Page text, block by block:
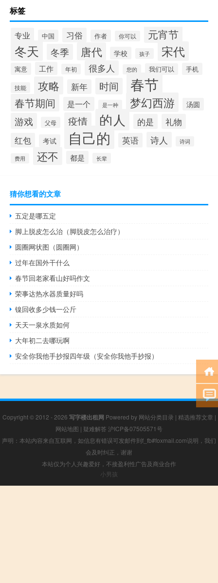
标签
专业 中国 习俗 作者 你可以 元宵节
冬天 冬季 唐代 学校 孩子 宋代
寓意 工作 年初 很多人 您的 我们可以 手机
技能 攻略 新年 时间 春节
春节期间 是一个 是一种 梦幻西游 汤圆
游戏 父母 疫情 的人 的是 礼物
红包 考试 自己的 英语 诗人 诗词
费用 还不 都是 长辈
猜你想看的文章
五定是哪五定
脚上脱皮怎么治（脚脱皮怎么治疗）
圆圈网状图（圆圈网）
过年在国外干什么
春节回老家看山好吗作文
荣事达热水器质量好吗
镍回收多少钱一公斤
天天一泉水质如何
大年初二去哪玩啊
安全你我他手抄报四年级（安全你我他手抄报）
Copyright © 2012 - 2026 写字楼出租网 Powered by 网站分类目录 | 精选推荐文章 |
网站地图 | 疑难解答 沪ICP备07505571号
声明：本站内容来自互联网，如信息有错误可发邮件到f_fb#foxmail.com说明，我们
会及时纠正，谢谢
本站仅为个人兴趣爱好，不接盈利性广告及商业合作
小男孩